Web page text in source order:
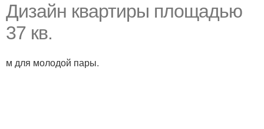
Дизайн квартиры площадью
37 кв.
м для молодой пары.